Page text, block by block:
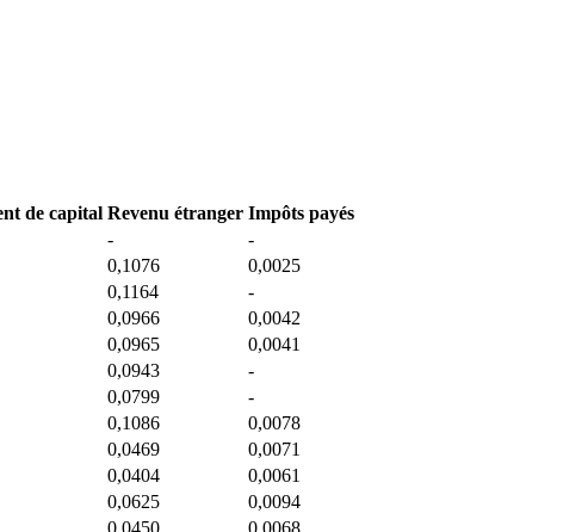
de capital Revenu étranger Impôts payés
-
-
0,1076
0,0025
0,1164
-
0,0966
0,0042
0,0965
0,0041
0,0943
-
0,0799
-
0,1086
0,0078
0,0469
0,0071
0,0404
0,0061
0,0625
0,0094
0,0450 0,0068